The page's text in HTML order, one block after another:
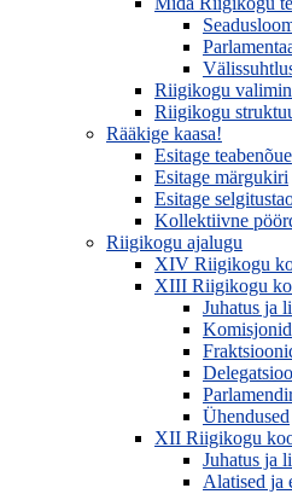
Riigikogu
Riigikogu
Rääkige kaasa!
Esitage teabenõue
Esitage märgukiri
Esitage
Kollektiivne
Riigikogu ajalugu
XIV Riigikogu
XIII Riigikogu
Juhatus ja
Komisjonid
Ühendused
XII Riigikogu
Juhatus ja
Alatised ja